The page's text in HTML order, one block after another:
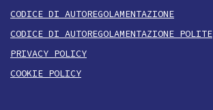
CODICE DI AUTOREGOLAMENTAZIONE
CODICE DI AUTOREGOLAMENTAZIONE POLITE
PRIVACY POLICY
COOKIE POLICY